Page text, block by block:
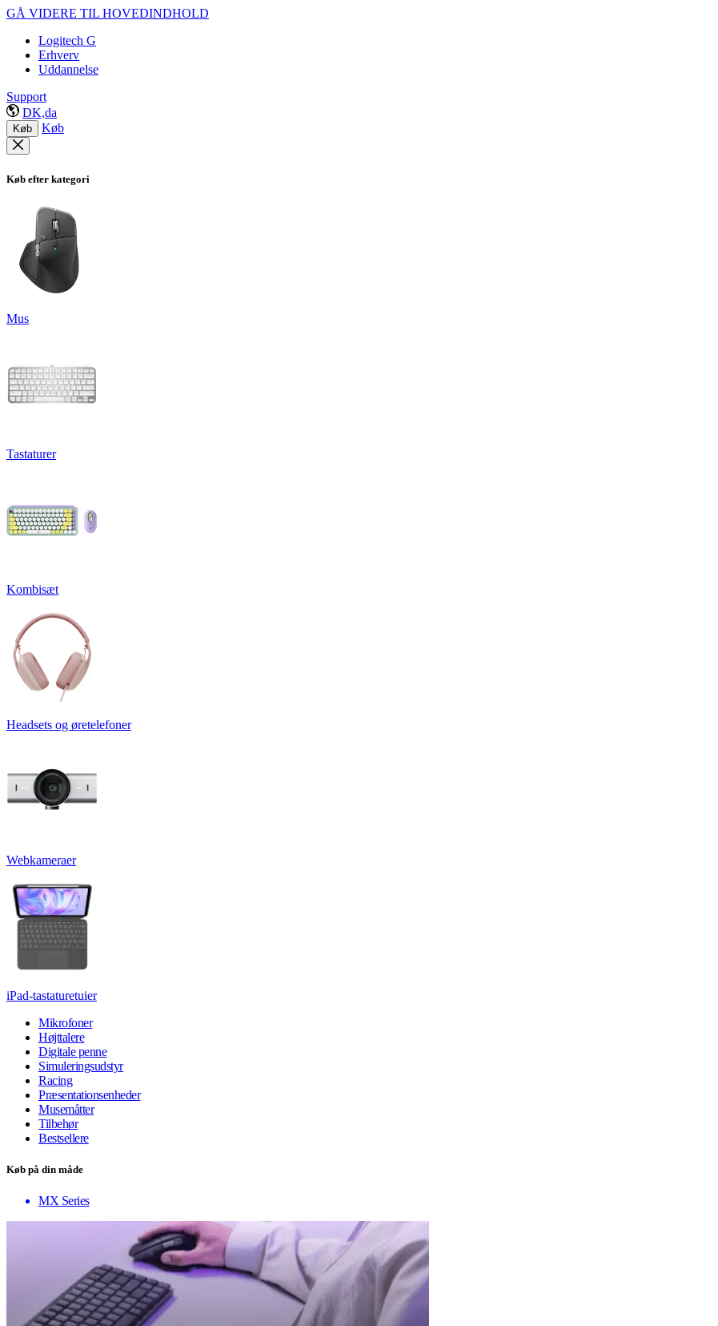
GÅ VIDERE TIL HOVEDINDHOLD
Logitech G
Erhverv
Uddannelse
Support
DK,da
Køb Køb
Køb efter kategori
Mus
Tastaturer
Kombisæt
Headsets og øretelefoner
Webkameraer
iPad-tastaturetuier
Mikrofoner
Højttalere
Digitale penne
Simuleringsudstyr
Racing
Præsentationsenheder
Musemåtter
Tilbehør
Bestsellere
Køb på din måde
MX Series